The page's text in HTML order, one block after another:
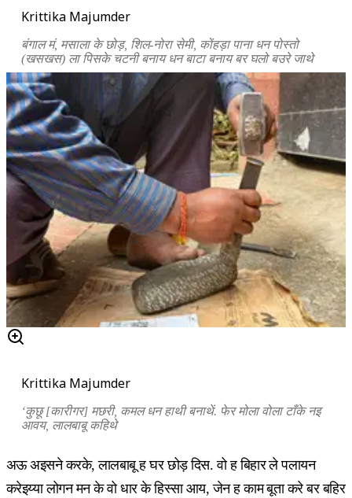
Krittika Majumder
बंगाल मं, मसाला के छोड़, शिल-नोरा सेमी, कोंहड़ा पाना धन पोस्तो
(खसखस) ला पिसके चटनी बनाय धन बाटा बनाय बर घलो बउरे जाथे
Krittika Majumder
‘कुछू [कारीगर] मछरी, कमल धन हाथी बनाथें. फेर मोला वोला टाँके नइ
आवय, लालबाबू कहिथे
अऊ अइसने करके, लालबाबू ह घर छोड़ दिस. वो ह बिहार ले पलायन
करेइय्या लोगन मन के वो धार के हिस्सा आय, जेन ह काम बूता करे बर बहिर